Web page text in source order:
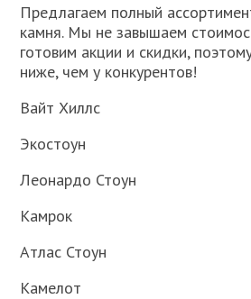
Предлагаем полный
камня. Мы не завышаем
готовим акции и скидки,
ниже, чем у конкурентов!
Вайт Хиллс
Экостоун
Леонардо Стоун
Камрок
Атлас Стоун
Камелот